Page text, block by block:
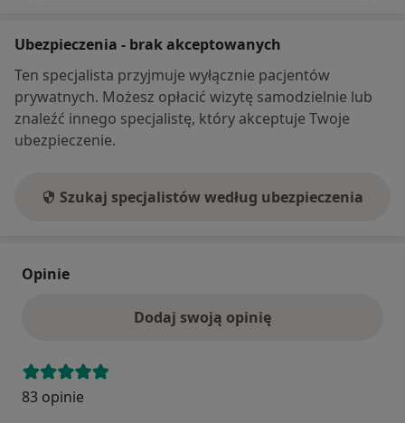
Ubezpieczenia - brak akceptowanych
Ten specjalista przyjmuje wyłącznie pacjentów
prywatnych. Możesz opłacić wizytę samodzielnie lub
znaleźć innego specjalistę, który akceptuje Twoje
ubezpieczenie.
Szukaj specjalistów według ubezpieczenia
Opinie
Dodaj swoją opinię
83 opinie